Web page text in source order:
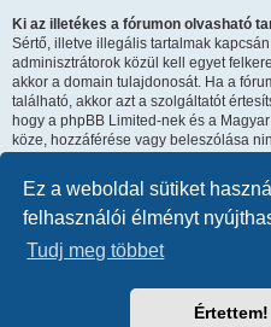
Ez a weboldal sütiket
felhasználói élményt
Tudj meg többet
Értettem!
Ki az illetékes a fórumon olvasható
Sértő, illetve illegális tartalmak
adminisztrátorok közül kell egyet
akkor a domain tulajdonosát. Ha a
található, akkor azt a szolgáltatót
hogy a phpBB Limited-nek és a
köze, hozzáférése vagy beleszólása
tartalomhoz, ezért nem tehető
ki mire használja ezt a fórumot.
Vissza a tetejére